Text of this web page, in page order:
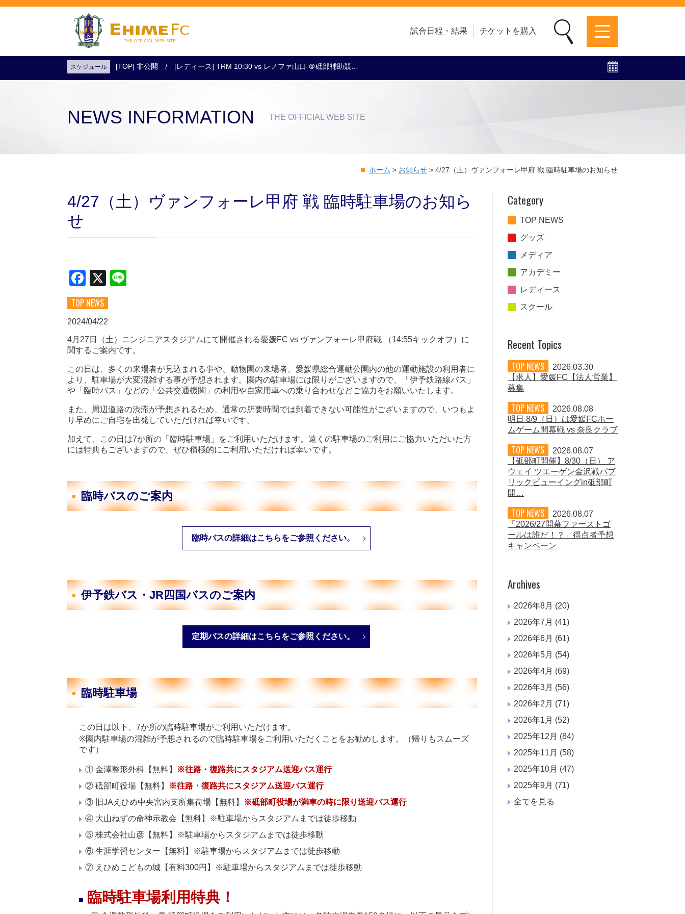
試合日程・結果 チケットを購入
試合日程・結果 アクセス クラブ・会社情報 レディース
スケジュール [TOP] 非公開 [レディース] TRM 10:30 vs レノファ山口 ＠砥部補助競…
NEWS INFORMATION THE OFFICIAL WEB SITE
ホーム > お知らせ > 4/27（土）ヴァンフォーレ甲府 戦 臨時駐車場のお知らせ
4/27（土）ヴァンフォーレ甲府 戦 臨時駐車場のお知ら
せ
Facebook
X
TOP NEWS
2024/04/22
4月27日（土）ニンジニアスタジアムにて開催される愛媛FC vs ヴァンフォーレ甲府戦 （14:55キックオフ）に
関するご案内です。
この日は、多くの来場者が見込まれる事や、動物園の来場者、愛媛県総合運動公園内の他の運動施設の利用者に
より、駐車場が大変混雑する事が予想されます。園内の駐車場には限りがございますので、「伊予鉄路線バス」
や「臨時バス」などの「公共交通機関」の利用や自家用車への乗り合わせなどご協力をお願いいたします。
また、周辺道路の渋滞が予想されるため、通常の所要時間では到着できない可能性がございますので、いつもよ
り早めにご自宅を出発していただければ幸いです。
加えて、この日は7か所の「臨時駐車場」をご利用いただけます。遠くの駐車場のご利用にご協力いただいた方
には特典もございますので、ぜひ積極的にご利用いただければ幸いです。
臨時バスのご案内
臨時バスの詳細はこちらをご参照ください。
伊予鉄バス・JR四国バスのご案内
定期バスの詳細はこちらをご参照ください。
臨時駐車場
この日は以下、7か所の臨時駐車場がご利用いただけます。
※園内駐車場の混雑が予想されるので臨時駐車場をご利用いただくことをお勧めします。（帰りもスムーズ
です）
① 金澤整形外科【無料】
※往路・復路共にスタジアム送迎バス運行
② 砥部町役場【無料】
※往路・復路共にスタジアム送迎バス運行
③ 旧JAえひめ中央宮内支所集荷場【無料】
※砥部町役場が満車の時に限り送迎バス運行
④ 大山ねずの命神示教会【無料】※駐車場からスタジアムまでは徒歩移動
⑤ 株式会社山彦【無料】※駐車場からスタジアムまでは徒歩移動
⑥ 生涯学習センター【無料】※駐車場からスタジアムまでは徒歩移動
⑦ えひめこどもの城【有料300円】※駐車場からスタジアムまでは徒歩移動
臨時駐車場利用特典！
Category
TOP NEWS
グッズ
メディア
アカデミー
レディース
スクール
Recent Topics
TOP NEWS
2026.03.30
【求人】愛媛FC【法人営業】
募集
TOP NEWS
2026.08.08
明日 8/9（日）は愛媛FCホー
ムゲーム開幕戦 vs 奈良クラブ
TOP NEWS
2026.08.07
【砥部町開催】8/30（日） ア
ウェイ ツエーゲン金沢戦パブ
リックビューイングin砥部町
開…
TOP NEWS
2026.08.07
「2026/27開幕ファーストゴ
ールは誰だ！？」得点者予想
キャンペーン
Archives
2026年8月 (20)
2026年7月 (41)
2026年6月 (61)
2026年5月 (54)
2026年4月 (69)
2026年3月 (56)
2026年2月 (71)
2026年1月 (52)
2025年12月 (84)
2025年11月 (58)
2025年10月 (47)
2025年9月 (71)
全てを見る